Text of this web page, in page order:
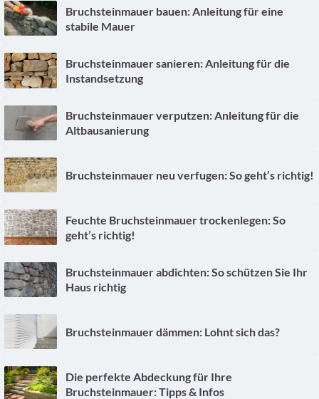
Bruchsteinmauer bauen: Anleitung für eine
stabile Mauer
Bruchsteinmauer sanieren: Anleitung für die
Instandsetzung
Bruchsteinmauer verputzen: Anleitung für die
Altbausanierung
Bruchsteinmauer neu verfugen: So geht’s richtig!
Feuchte Bruchsteinmauer trockenlegen: So
geht’s richtig!
Bruchsteinmauer abdichten: So schützen Sie Ihr
Haus richtig
Bruchsteinmauer dämmen: Lohnt sich das?
Die perfekte Abdeckung für Ihre
Bruchsteinmauer: Tipps & Infos